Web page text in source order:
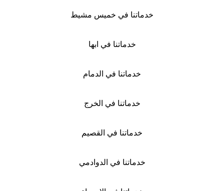
خدماتنا في خميس مشيط
خدماتنا في ابها
خدماتنا في الدمام
خدماتنا في الخرج
خدماتنا في القصيم
خدماتنا في الدوادمي